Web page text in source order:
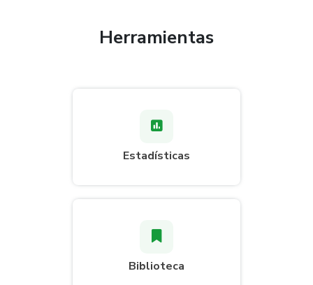
Herramientas
Estadísticas
Biblioteca